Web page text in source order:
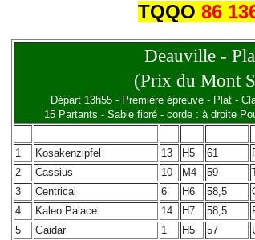
TQQO 86
Deauville -
(Prix du Mont
Départ 13h55 - Première épreuve - Plat -
15 Partants - Sable fibré - corde : à droite
1 Kosakenzipfel 13 H5 61
2
Cassius 10 M4 59
3
Centrical 6 H6 58,5
4
Kaleo Palace 14 H7 58,5
5
Gaidar 1 H5 57